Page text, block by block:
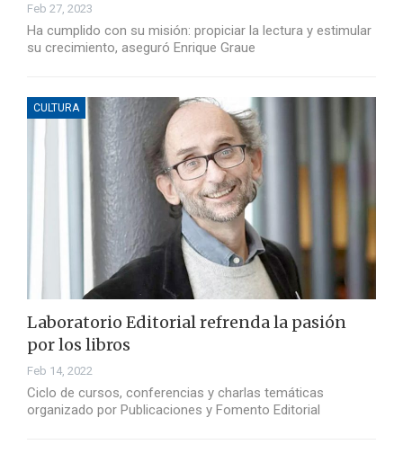
Feb 27, 2023
Ha cumplido con su misión: propiciar la lectura y estimular
su crecimiento, aseguró Enrique Graue
CULTURA
Laboratorio Editorial refrenda la pasión
por los libros
Feb 14, 2022
Ciclo de cursos, conferencias y charlas temáticas
organizado por Publicaciones y Fomento Editorial